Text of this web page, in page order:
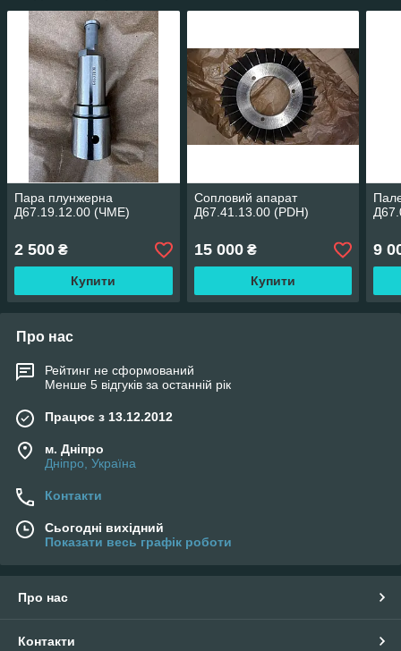
Пара плунжерна
Д67.19.12.00 (ЧМЕ)
2 500 ₴
Купити
Сопловий апарат
Д67.41.13.00 (PDH)
15 000₴
Купити
9
Про нас
Рейтинг не сформований
Менше 5 відгуків за останній рік
Працює з 13.12.2012
м. Дніпро
Дніпро, Україна
Контакти
Сьогодні вихідний
Показати весь графік роботи
Про нас
Контакти